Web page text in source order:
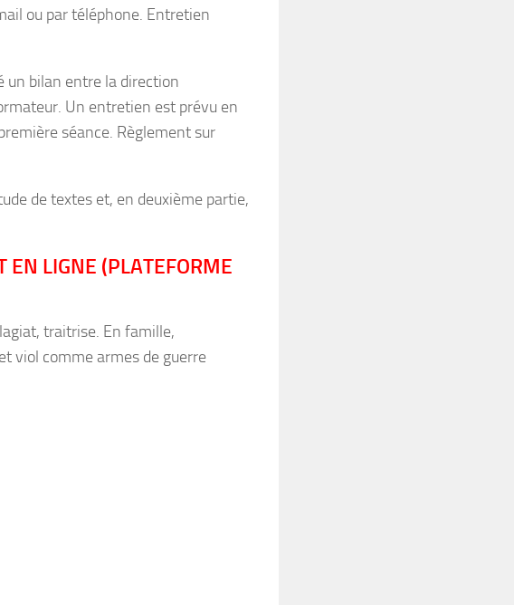
ou par téléphone. Entretien
un bilan entre la direction
Un entretien est prévu en
séance. Règlement sur
de textes et, en deuxième partie,
EN LIGNE (PLATEFORME
traitrise. En famille,
viol comme armes de guerre